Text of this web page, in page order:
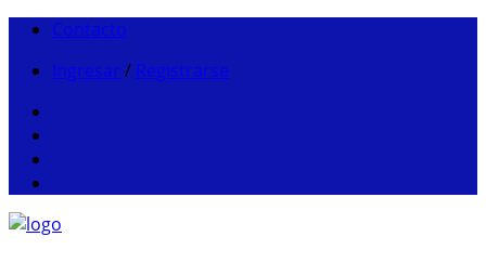
Contacto
Ingresar / Registrarse